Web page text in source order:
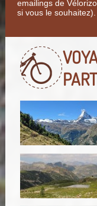
emailings de
si vous le souhaitez).